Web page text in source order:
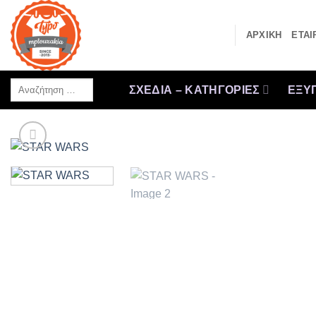
Μετάβαση
στο
περιεχόμενο
ΑΡΧΙΚΗ
Αναζήτηση
ΣΧΕΔΙΑ – ΚΑΤΗΓΟΡΙΕΣ